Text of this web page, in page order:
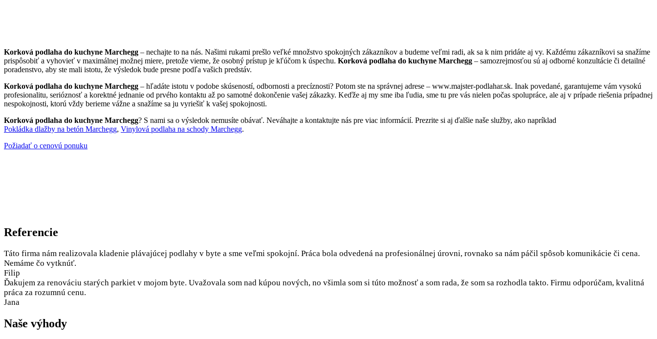
Korková podlaha do kuchyne Marchegg – nechajte to na nás. Našimi rukami prešlo veľké množstvo spokojných zákazníkov a budeme veľmi radi, ak sa k nim pridáte aj vy. Každému zákazníkovi sa snažíme
prispôsobiť a vyhovieť v maximálnej možnej miere, pretože vieme, že osobný prístup je kľúčom k úspechu. Korková podlaha do kuchyne Marchegg – samozrejmosťou sú aj odborné konzultácie či detailné
poradenstvo, aby ste mali istotu, že výsledok bude presne podľa vašich predstáv.
Korková podlaha do kuchyne Marchegg – hľadáte istotu v podobe skúseností, odbornosti a precíznosti? Potom ste na správnej adrese – www.majster-podlahar.sk. Inak povedané, garantujeme vám vysokú
profesionalitu, serióznosť a korektné jednanie od prvého kontaktu až po samotné dokončenie vašej zákazky. Keďže aj my sme iba ľudia, sme tu pre vás nielen počas spolupráce, ale aj v prípade riešenia prípadnej
nespokojnosti, ktorú vždy berieme vážne a snažíme sa ju vyriešiť k vašej spokojnosti.
Korková podlaha do kuchyne Marchegg? S nami sa o výsledok nemusíte obávať. Neváhajte a kontaktujte nás pre viac informácií. Prezrite si aj ďalšie naše služby, ako napríklad
Pokládka dlažby na betón Marchegg, Vinylová podlaha na schody Marchegg.
Požiadať o cenovú ponuku
Referencie
Táto firma nám realizovala kladenie plávajúcej podlahy v byte a sme veľmi spokojní. Práca bola odvedená na profesionálnej úrovni, rovnako sa nám páčil spôsob komunikácie či cena.
Nemáme čo vytknúť.
Filip
Ďakujem za renováciu starých parkiet v mojom byte. Uvažovala som nad kúpou nových, no všimla som si túto možnosť a som rada, že som sa rozhodla takto. Firmu odporúčam, kvalitná
práca za rozumnú cenu.
Jana
Naše výhody